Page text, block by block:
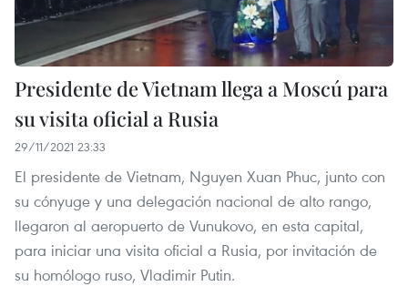
Presidente de Vietnam llega a Moscú para
su visita oficial a Rusia
29/11/2021 23:33
El presidente de Vietnam, Nguyen Xuan Phuc, junto con
su cónyuge y una delegación nacional de alto rango,
llegaron al aeropuerto de Vunukovo, en esta capital,
para iniciar una visita oficial a Rusia, por invitación de
su homólogo ruso, Vladimir Putin.